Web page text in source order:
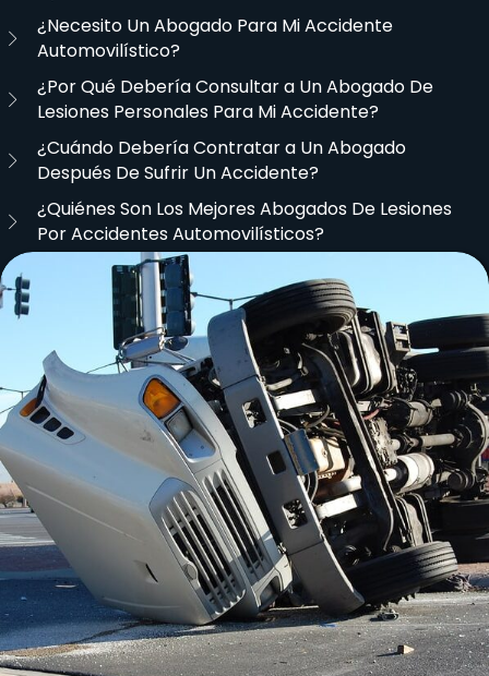
¿Necesito Un Abogado Para Mi Accidente
Automovilístico?
¿Por Qué Debería Consultar a Un Abogado De
Lesiones Personales Para Mi Accidente?
¿Cuándo Debería Contratar a Un Abogado
Después De Sufrir Un Accidente?
¿Quiénes Son Los Mejores Abogados De Lesiones
Por Accidentes Automovilísticos?